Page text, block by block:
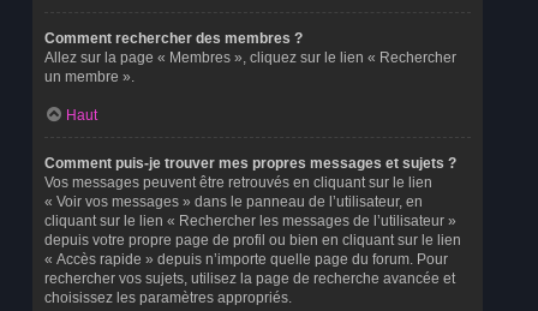
Comment rechercher des membres ?
Allez sur la page « Membres », cliquez sur le lien « Rechercher
un membre ».
Haut
Comment puis-je trouver mes propres messages et sujets ?
Vos messages peuvent être retrouvés en cliquant sur le lien
« Voir vos messages » dans le panneau de l’utilisateur, en
cliquant sur le lien « Rechercher les messages de l’utilisateur »
depuis votre propre page de profil ou bien en cliquant sur le lien
« Accès rapide » depuis n’importe quelle page du forum. Pour
rechercher vos sujets, utilisez la page de recherche avancée et
choisissez les paramètres appropriés.